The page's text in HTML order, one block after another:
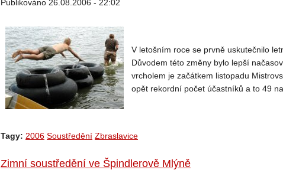
Publikováno 26.08.2006 - 22:02
V letošním roce se prvně uskutečnilo
Důvodem této změny bylo lepší
vrcholem je začátkem listopadu
opět rekordní počet účastníků a to 49
Tagy: 2006 Soustředění Zbraslavice
Zimní soustředění ve Špindlerově Mlýně